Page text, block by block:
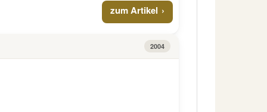
zum Artikel
2004